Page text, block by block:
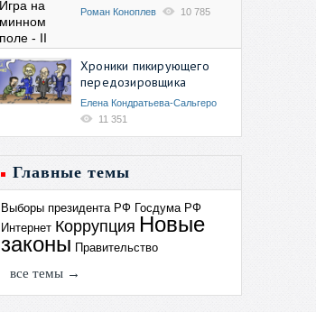
Роман Коноплев 10 785
Хроники пикирующего
передозировщика
Елена Кондратьева-Сальгеро
11 351
Главные темы
Выборы президента РФ Госдума РФ
Интернет Коррупция Новые
законы Правительство
все темы →